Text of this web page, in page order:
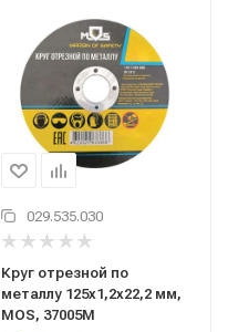
029.535.030
Круг отрезной по
металлу 125x1,2x22,2 мм,
MOS, 37005М